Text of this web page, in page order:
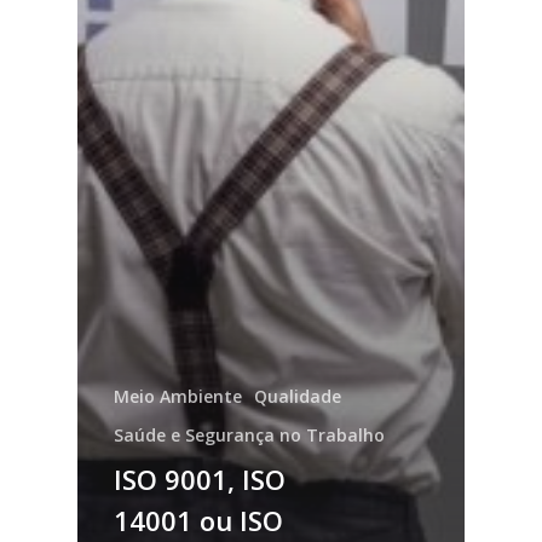
Meio Ambiente Qualidade
Saúde e Segurança no Trabalho
ISO 9001, ISO
14001 ou ISO